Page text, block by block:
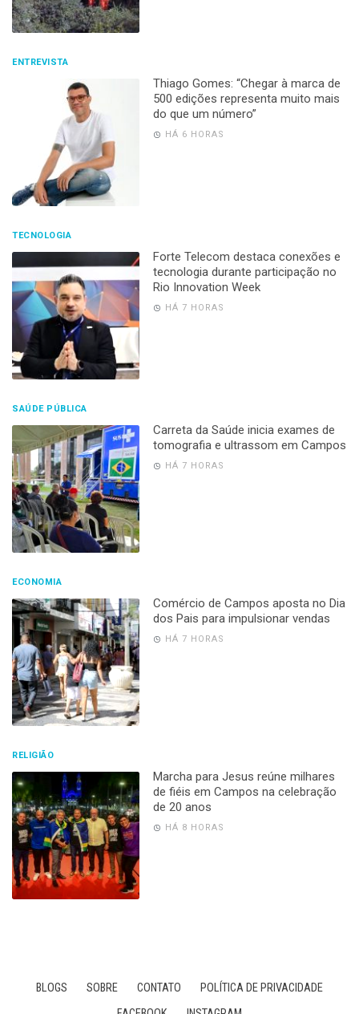
ENTREVISTA
Thiago Gomes: “Chegar à marca de
500 edições representa muito mais
do que um número”
HÁ 6 HORAS
TECNOLOGIA
Forte Telecom destaca conexões e
tecnologia durante participação no
Rio Innovation Week
HÁ 7 HORAS
SAÚDE PÚBLICA
Carreta da Saúde inicia exames de
tomografia e ultrassom em Campos
HÁ 7 HORAS
ECONOMIA
Comércio de Campos aposta no Dia
dos Pais para impulsionar vendas
HÁ 7 HORAS
RELIGIÃO
Marcha para Jesus reúne milhares
de fiéis em Campos na celebração
de 20 anos
HÁ 8 HORAS
BLOGS SOBRE CONTATO
POLÍTICA DE PRIVACIDADE